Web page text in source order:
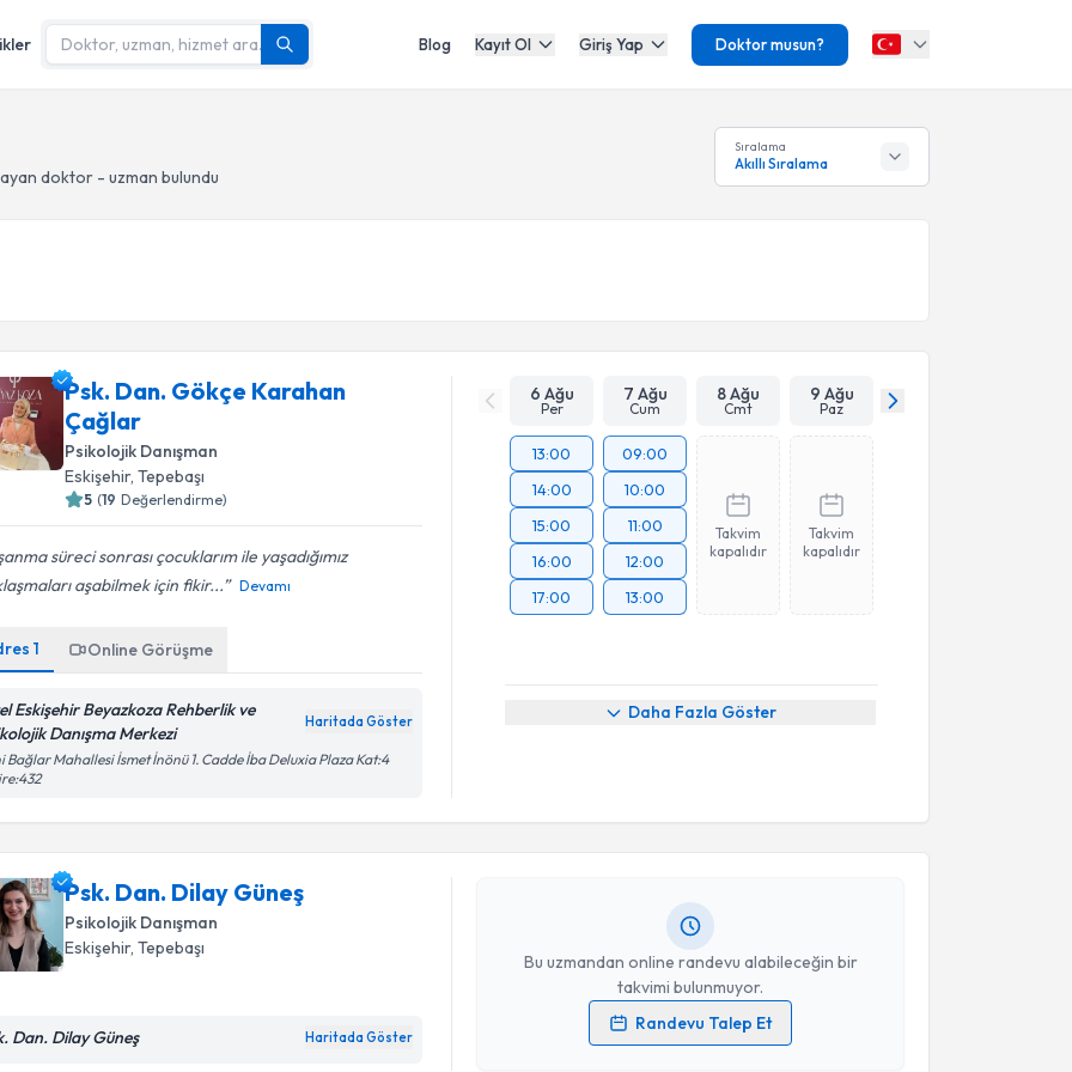
Blog Kayıt Ol Giriş Yap Doktor musun?
doktor - uzman bulundu
Sıralama
Akıllı Sıralama
Psk. Dan. Gökçe Karahan
Çağlar
Psikolojik Danışman
Eskişehir, Tepebaşı
5 (19 Değerlendirme)
süreci sonrası çocuklarım ile yaşadığımız
aşabilmek için fikir...
Devamı
1 Online Görüşme
Eskişehir Beyazkoza Rehberlik ve
Danışma Merkezi
Haritada Göster
Bağlar Mahallesi İsmet İnönü 1. Cadde İba Deluxia Plaza Kat:4
6 Ağu
Per
7 Ağu
Cum
8 Ağu
Cmt
9 Ağu
Paz
13:00
14:00
15:00
16:00
17:00
09:00
10:00
11:00
12:00
13:00
Takvim
kapalıdır
Takvim
kapalıdır
Daha Fazla Göster
Psk. Dan. Dilay Güneş
Psikolojik Danışman
Eskişehir, Tepebaşı
Dan. Dilay Güneş Haritada Göster
Bu uzmandan online randevu alabileceğin bir
takvimi bulunmuyor.
Randevu Talep Et
Size bu uzmandan randevu almanız için bir takvim
hazırlandığında e-posta ile bilgilendireceğiz.
Kişisel verilerimin işlenmesine ilişkinAydınlatma Metni